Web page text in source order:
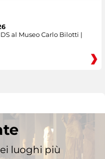
al Museo Carlo Bilotti |
luoghi più